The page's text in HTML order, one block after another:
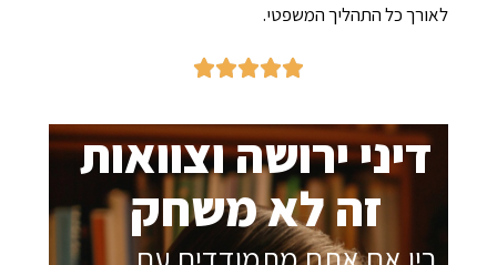
כל התהליך המשפטי.
דיני ירושה וצוואות
זה לא משחק